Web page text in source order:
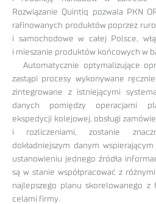
Rozwiązanie Quintiq pozwala PKN
rafinowanych produktów poprzez
i samochodowe w całej Polsce,
i mieszanie produktów końcowych w
Automatycznie optymalizujące
zastąpi procesy wykonywane
zintegrowane z istniejącymi
danych pomiędzy operacjami
ekspedycji kolejowej, obsługi
i rozliczeniami, zostanie
dokładniejszym danym
ustanowieniu jednego źródła
są w stanie współpracować z
najlepszego planu skorelowanego z
celami firmy.